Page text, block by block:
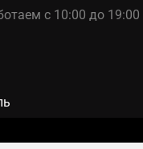
с 10:00 до 19:00